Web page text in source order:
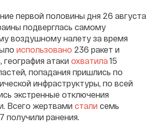
первой половины дня 26 августа
подверглась самому
воздушному налету за время
использовано 236 ракет и
география атаки охватила 15
попадания пришлись по
инфраструктуры, по всей
экстренные отключения
Всего жертвами стали семь
получили ранения.